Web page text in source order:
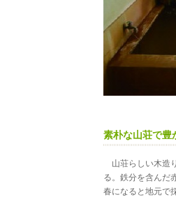
素朴な山荘で豊
山荘らしい木造
る。鉄分を含んだ
春になると地元で